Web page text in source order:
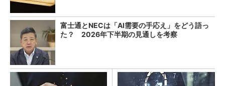
富士通とNECは「AI需要の手応え」をどう語っ
た？ 2026年下半期の見通しを考察